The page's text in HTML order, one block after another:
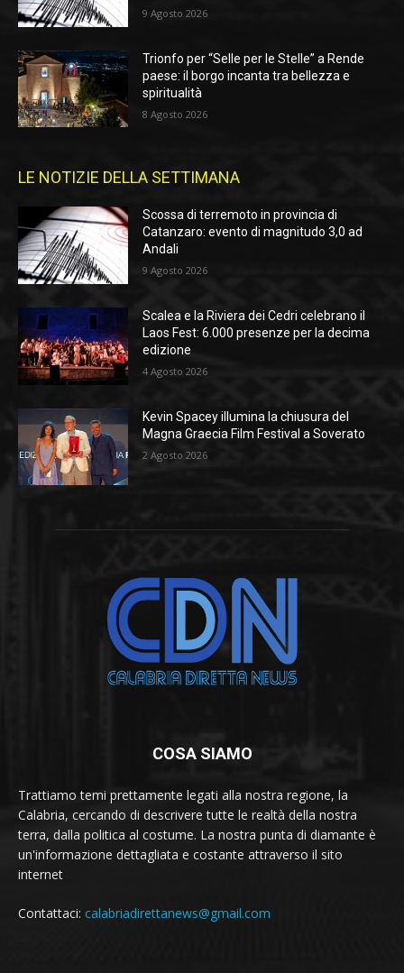
9 Agosto 2026
Trionfo per “Selle per le Stelle” a Rende
paese: il borgo incanta tra bellezza e
spiritualità
8 Agosto 2026
LE NOTIZIE DELLA SETTIMANA
Scossa di terremoto in provincia di
Catanzaro: evento di magnitudo 3,0 ad
Andali
9 Agosto 2026
Scalea e la Riviera dei Cedri celebrano il
Laos Fest: 6.000 presenze per la decima
edizione
4 Agosto 2026
Kevin Spacey illumina la chiusura del
Magna Graecia Film Festival a Soverato
2 Agosto 2026
COSA SIAMO
Trattiamo temi prettamente legati alla nostra regione, la
Calabria, cercando di descrivere tutte le realtà della nostra
terra, dalla politica al costume. La nostra punta di diamante è
un'informazione dettagliata e costante attraverso il sito
internet
Contattaci: calabriadirettanews@gmail.com